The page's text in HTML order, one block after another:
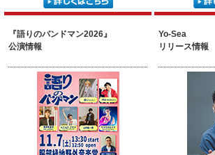
『語りのバンドマン2026』
公演情報
Yo-Sea
リリース情報